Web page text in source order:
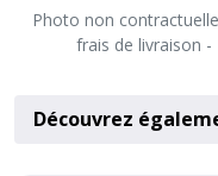
Photo non
frais de livraison
Découvrez